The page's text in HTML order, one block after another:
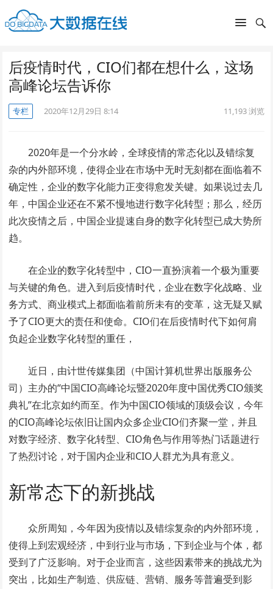
后疫情时代，CIO们都在想什么，这场
高峰论坛告诉你
专栏 2020年12月29日 8:14 11,193浏览
2020年是一个分水岭，全球疫情的常态化以及错综复
杂的内外部环境，使得企业在市场中无时无刻都在面临着不
确定性，企业的数字化能力正变得愈发关键。如果说过去几
年，中国企业还在不紧不慢地进行数字化转型；那么，经历
此次疫情之后，中国企业提速自身的数字化转型已成大势所
趋。
在企业的数字化转型中，CIO一直扮演着一个极为重要
与关键的角色。进入到后疫情时代，企业在数字化战略、业
务方式、商业模式上都面临着前所未有的变革，这无疑又赋
予了CIO更大的责任和使命。CIO们在后疫情时代下如何肩
负起企业数字化转型的重任，
近日，由计世传媒集团（中国计算机世界出版服务公
司）主办的“中国CIO高峰论坛暨2020年度中国优秀CIO颁奖
典礼”在北京如约而至。作为中国CIO领域的顶级会议，今年
的CIO高峰论坛依旧让国内众多企业CIO们齐聚一堂，并且
对数字经济、数字化转型、CIO角色与作用等热门话题进行
了热烈讨论，对于国内企业和CIO人群尤为具有意义。
新常态下的新挑战
众所周知，今年因为疫情以及错综复杂的内外部环境，
使得上到宏观经济，中到行业与市场，下到企业与个体，都
受到了广泛影响。对于企业而言，这些因素带来的挑战尤为
突出，比如生产制造、供应链、营销、服务等普遍受到影